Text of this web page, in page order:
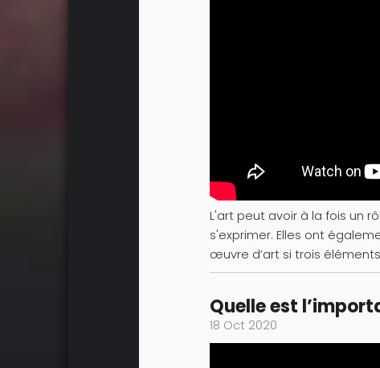
L'art peut avoir à la fois un
s'exprimer. Elles ont
œuvre d’art si trois
Quelle est
18 Oct 2020